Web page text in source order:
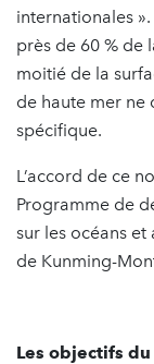
internationales
près de 60 % de
moitié de la
de haute mer ne
spécifique.
L’accord de ce
Programme de
sur les océans
de Kunming-
Les objectifs